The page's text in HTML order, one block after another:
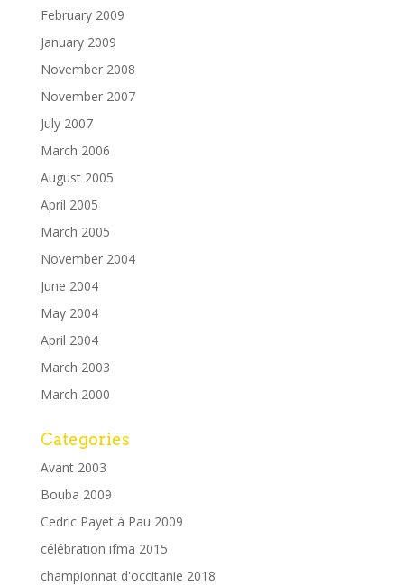
February 2009
January 2009
November 2008
November 2007
July 2007
March 2006
August 2005
April 2005
March 2005
November 2004
June 2004
May 2004
April 2004
March 2003
March 2000
Categories
Avant 2003
Bouba 2009
Cedric Payet à Pau 2009
célébration ifma 2015
championnat d'occitanie 2018